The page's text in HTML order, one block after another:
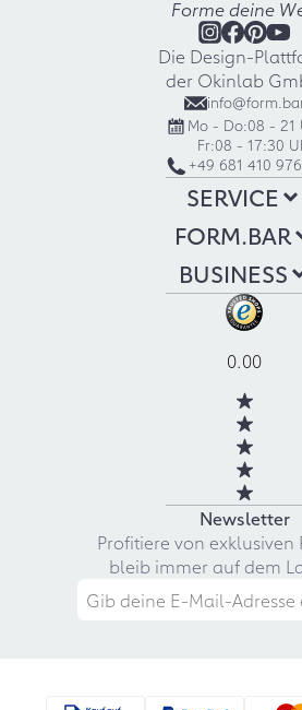
Forme deine
Die Design-
der Okinlab
Mo - Do:08 - 21
Fr:08 - 17:30
+49 681 410
SERVICE
FORM.BAR
BUSINESS
0.00
Newsletter
Profitiere von exklusiven
bleib immer auf dem